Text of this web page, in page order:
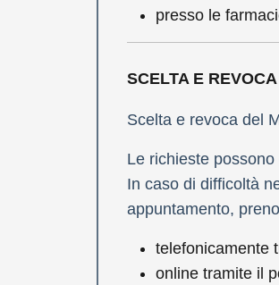
presso le
SCELTA E REVOCA
Scelta e revoca del
Le richieste
In caso di difficoltà
appuntamento,
telefonicamente
online tramite il